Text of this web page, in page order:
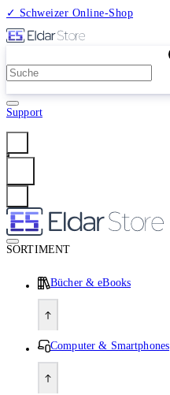
✓ Schweizer Online-Shop
Support
SORTIMENT
Bücher & eBooks
Computer & Smartphones